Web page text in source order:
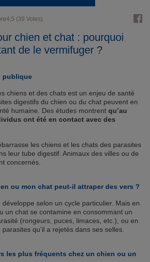
4,5 (39 Votes)
chien et chat : pourquoi
de le vermifuger ?
publique
chiens et des chats est un enjeu de santé
digestifs du chien ou du chat peuvent en
humaine. Des études montrent qu’au
ont été en contact avec des
les chiens et les chats des parasites
leur tube digestif. Animaux des villes ou de
concernés.
ou mon chat peut-il attraper des vers ?
selon un cycle particulier. Mais en
un chat se contamine en consommant un
(rongeurs, puces, limaces, etc.), ou en
qu’il a rejetés dans ses selles.
les plus fréquents chez un chien ou un